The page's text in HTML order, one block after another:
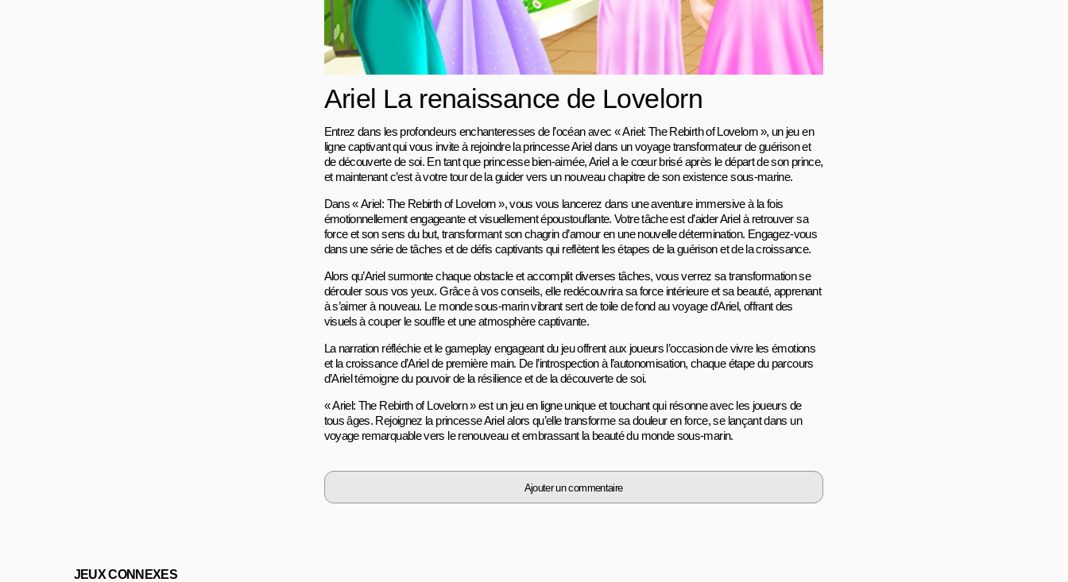
Ariel La renaissance de Lovelorn
Entrez dans les profondeurs enchanteresses de l’océan avec « Ariel: The Rebirth of Lovelorn », un jeu en
ligne captivant qui vous invite à rejoindre la princesse Ariel dans un voyage transformateur de guérison et
de découverte de soi. En tant que princesse bien-aimée, Ariel a le cœur brisé après le départ de son prince,
et maintenant c’est à votre tour de la guider vers un nouveau chapitre de son existence sous-marine.
Dans « Ariel: The Rebirth of Lovelorn », vous vous lancerez dans une aventure immersive à la fois
émotionnellement engageante et visuellement époustouflante. Votre tâche est d’aider Ariel à retrouver sa
force et son sens du but, transformant son chagrin d’amour en une nouvelle détermination. Engagez-vous
dans une série de tâches et de défis captivants qui reflètent les étapes de la guérison et de la croissance.
Alors qu’Ariel surmonte chaque obstacle et accomplit diverses tâches, vous verrez sa transformation se
dérouler sous vos yeux. Grâce à vos conseils, elle redécouvrira sa force intérieure et sa beauté, apprenant
à s’aimer à nouveau. Le monde sous-marin vibrant sert de toile de fond au voyage d’Ariel, offrant des
visuels à couper le souffle et une atmosphère captivante.
La narration réfléchie et le gameplay engageant du jeu offrent aux joueurs l’occasion de vivre les émotions
et la croissance d’Ariel de première main. De l’introspection à l’autonomisation, chaque étape du parcours
d’Ariel témoigne du pouvoir de la résilience et de la découverte de soi.
« Ariel: The Rebirth of Lovelorn » est un jeu en ligne unique et touchant qui résonne avec les joueurs de
tous âges. Rejoignez la princesse Ariel alors qu’elle transforme sa douleur en force, se lançant dans un
voyage remarquable vers le renouveau et embrassant la beauté du monde sous-marin.
Ajouter un commentaire
JEUX CONNEXES